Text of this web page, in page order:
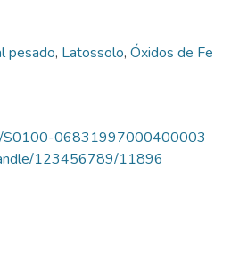
pesado, Latossolo, Óxidos de Fe
S0100-06831997000400003
123456789/11896